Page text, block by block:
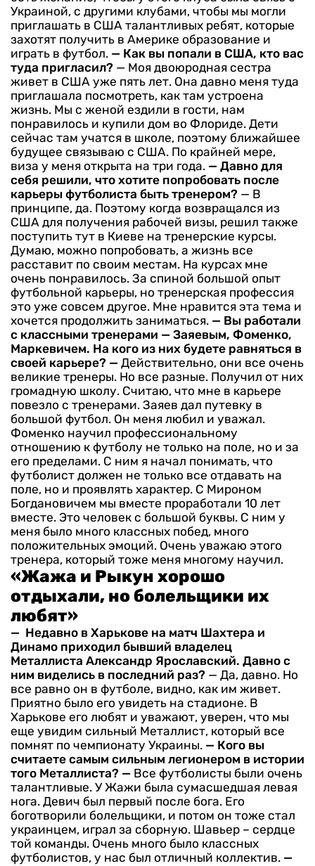
Украиной, с другими клубами, чтобы мы могли
приглашать в США талантливых ребят, которые
захотят получить в Америке образование и
играть в футбол. — Как вы попали в США, кто вас
туда пригласил? — Моя двоюродная сестра
живет в США уже пять лет. Она давно меня туда
приглашала посмотреть, как там устроена
жизнь. Мы с женой ездили в гости, нам
понравилось и купили дом во Флориде. Дети
сейчас там учатся в школе, поэтому ближайшее
будущее связываю с США. По крайней мере,
виза у меня открыта на три года. — Давно для
себя решили, что хотите попробовать после
карьеры футболиста быть тренером? — В
принципе, да. Поэтому когда возвращался из
США для получения рабочей визы, решил также
поступить тут в Киеве на тренерские курсы.
Думаю, можно попробовать, а жизнь все
расставит по своим местам. На курсах мне
очень понравилось. За спиной большой опыт
футбольной карьеры, но тренерская профессия
это уже совсем другое. Мне нравится эта тема и
хочется продолжить заниматься. — Вы работали
с классными тренерами — Заяевым, Фоменко,
Маркевичем. На кого из них будете равняться в
своей карьере? — Действительно, они все очень
великие тренеры. Но все разные. Получил от них
громадную школу. Считаю, что мне в карьере
повезло с тренерами. Заяев дал путевку в
большой футбол. Он меня любил и уважал.
Фоменко научил профессиональному
отношению к футболу не только на поле, но и за
его пределами. С ним я начал понимать, что
футболист должен не только все отдавать на
поле, но и проявлять характер. С Мироном
Богдановичем мы вместе проработали 10 лет
вместе. Это человек с большой буквы. С ним у
меня было много классных побед, много
положительных эмоций. Очень уважаю этого
тренера, который тоже меня многому научил.
«Жажа и Рыкун хорошо
отдыхали, но болельщики их
любят»
— Недавно в Харькове на матч Шахтера и
Динамо приходил бывший владелец
Металлиста Александр Ярославский. Давно с
ним виделись в последний раз? — Да, давно. Но
все равно он в футболе, видно, как им живет.
Приятно было его увидеть на стадионе. В
Харькове его любят и уважают, уверен, что мы
еще увидим сильный Металлист, который все
помнят по чемпионату Украины. — Кого вы
считаете самым сильным легионером в истории
того Металлиста? — Все футболисты были очень
талантливые. У Жажи была сумасшедшая левая
нога. Девич был первый после бога. Его
боготворили болельщики, и потом он тоже стал
украинцем, играл за сборную. Шавьер – сердце
той команды. Очень много было классных
футболистов, у нас был отличный коллектив. —